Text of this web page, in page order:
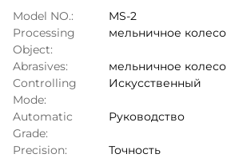
Model NO.:
MS-2
Processing
Object:
мельничное колесо
Abrasives:
мельничное колесо
Controlling
Mode:
Искусственный
Automatic
Grade:
Руководство
Precision:
Точность